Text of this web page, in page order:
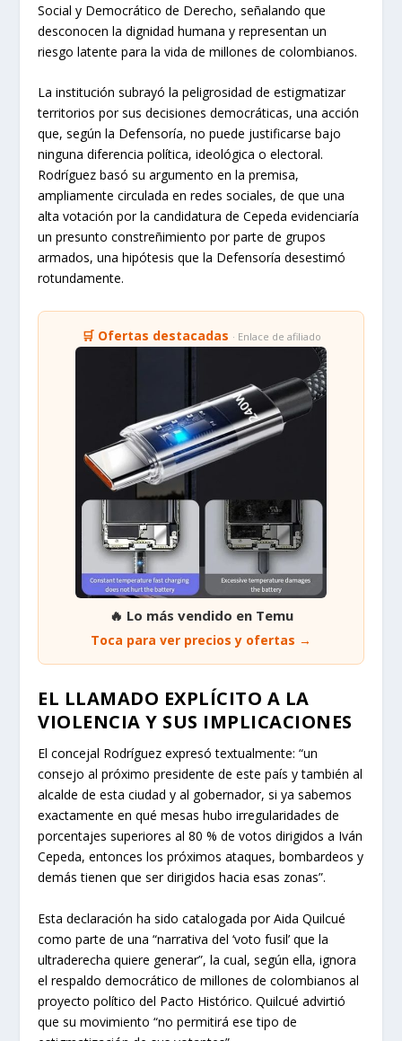
Social y Democrático de Derecho, señalando que
desconocen la dignidad humana y representan un
riesgo latente para la vida de millones de colombianos.
La institución subrayó la peligrosidad de estigmatizar
territorios por sus decisiones democráticas, una acción
que, según la Defensoría, no puede justificarse bajo
ninguna diferencia política, ideológica o electoral.
Rodríguez basó su argumento en la premisa,
ampliamente circulada en redes sociales, de que una
alta votación por la candidatura de Cepeda evidenciaría
un presunto constreñimiento por parte de grupos
armados, una hipótesis que la Defensoría desestimó
rotundamente.
🛒 Ofertas destacadas · Enlace de afiliado
🔥 Lo más vendido en Temu
Toca para ver precios y ofertas →
EL LLAMADO EXPLÍCITO A LA
VIOLENCIA Y SUS IMPLICACIONES
El concejal Rodríguez expresó textualmente: “un
consejo al próximo presidente de este país y también al
alcalde de esta ciudad y al gobernador, si ya sabemos
exactamente en qué mesas hubo irregularidades de
porcentajes superiores al 80 % de votos dirigidos a Iván
Cepeda, entonces los próximos ataques, bombardeos y
demás tienen que ser dirigidos hacia esas zonas”.
Esta declaración ha sido catalogada por Aida Quilcué
como parte de una “narrativa del ‘voto fusil’ que la
ultraderecha quiere generar”, la cual, según ella, ignora
el respaldo democrático de millones de colombianos al
proyecto político del Pacto Histórico. Quilcué advirtió
que su movimiento “no permitirá ese tipo de